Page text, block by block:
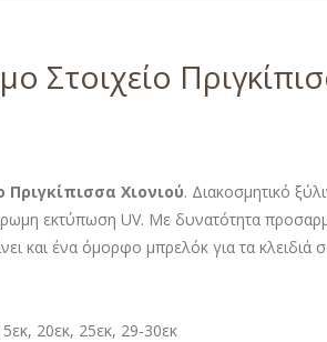
Στοιχείο
Πριγκίπισσα Χιονιού. Διακοσμητικό
εκτύπωση UV. Με δυνατότητα
και ένα όμορφο μπρελόκ για τα κλειδιά
20εκ, 25εκ, 29-30εκ